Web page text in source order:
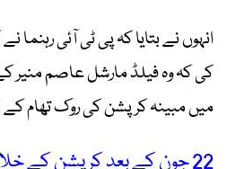
انہوں نے بتایا کہ پی ٹی آئی
کی کہ وہ فیلڈ مارشل عاصم
میں مبینہ کرپشن کی روک تھام کے
22 جون کے بعد کرپشن کے خلاف تحریک کا اعلان